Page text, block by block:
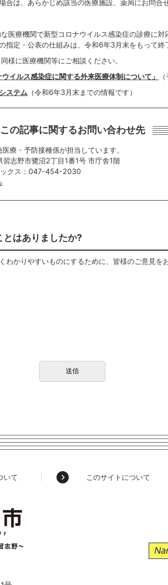
合は、あらかじめ該当の医療施設、薬局にお問合
医療機関で新型コロナウイルス感染症の診療に対
指定・公表の仕組みは、令和6年3月末をもって終
様に医療機関等にご相談ください。
イルス感染症に関する外来医療体制について」
ステム （令和6年3月末までの情報です）
この記事に関するお問い合わせ先
療・予防接種係が担当しています。
志野市鷺沼2丁目1番1号 市庁舎1階
クス：047-454-2030
とはありましたか?
わかりやすいものにするために、皆様のご意見を
いて このサイトについて